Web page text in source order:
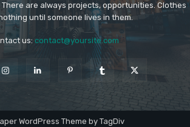
are always projects, opportunities. Clothes
until someone lives in them.
us: contact@yoursite.com
WordPress Theme by TagDiv